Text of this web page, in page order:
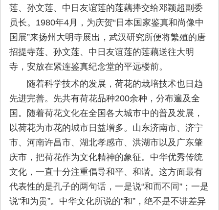
莲、孙文莲、中日友谊莲的莲藕捧交给邓颖超副委
员长。1980年4月，为庆贺“日本国家鉴真和尚像中
国展”来扬州大明寺展出，武汉研究所便将繁殖的唐
招提寺莲、孙文莲、中日友谊莲的莲藕送往大明
寺，安放在紧连鉴真纪念堂的平远楼前。
随着科学技术的发展，荷花的栽培技术也日趋
先进完善。先共有荷花品种200余种，分布遍及全
国。随着荷花文化在全国各大城市中的普及发展，
以荷花为市花的城市日益增多。山东济南市、济宁
市、河南许昌市、湖北孝感市、洪湖市以及广东肇
庆市，把荷花作为文化精神的象征。中华优秀传统
文化，一直十分注重倡导和平、和谐。这方面最有
代表性的是孔子的两句话，一是说“和而不同”；一是
说“和为贵”。中华文化所说的“和”，绝不是不讲差异